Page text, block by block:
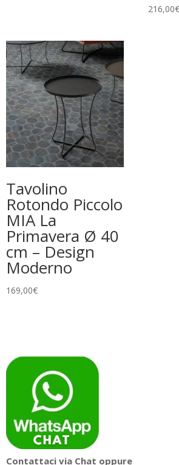
216,00€
Tavolino
Rotondo Piccolo
MIA La
Primavera Ø 40
cm – Design
Moderno
169,00€
Contattaci via Chat oppure